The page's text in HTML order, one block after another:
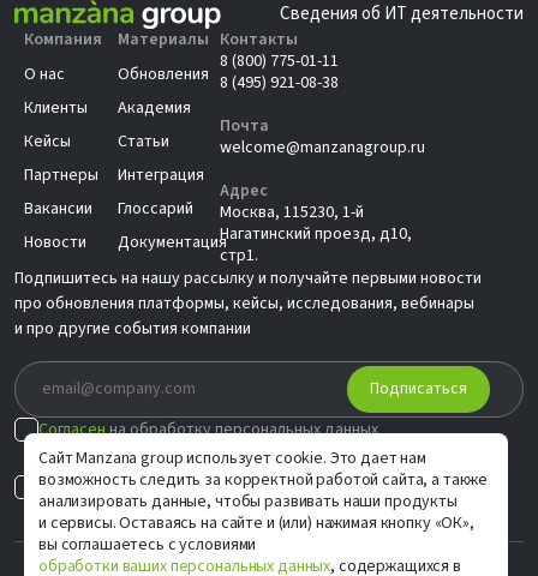
Сайт Manzana group использует cookie. Это дает нам
возможность следить за корректной работой сайта, а также
анализировать данные, чтобы развивать наши продукты
и сервисы. Оставаясь на сайте и (или) нажимая кнопку «ОК»,
вы соглашаетесь с условиями
обработки ваших персональных данных, содержащихся в
Сведения об ИТ деятельности
Компания
О нас
Клиенты
Кейсы
Партнеры
Вакансии
Новости
Материалы
Обновления
Академия
Статьи
Интеграция
Глоссарий
Документация
Контакты
8 (800) 775-01-11
8 (495) 921-08-38
Почта
welcome@manzanagroup.ru
Адрес
Москва, 115230, 1-й
Нагатинский проезд, д10,
стр1.
Подпишитесь на нашу рассылку и получайте первыми новости
про обновления платформы, кейсы, исследования, вебинары
и про другие события компании
Подписаться
Согласенна обработку персональных данных
в соответствии сПолитикой
Согласен наиндивидуальные предложения